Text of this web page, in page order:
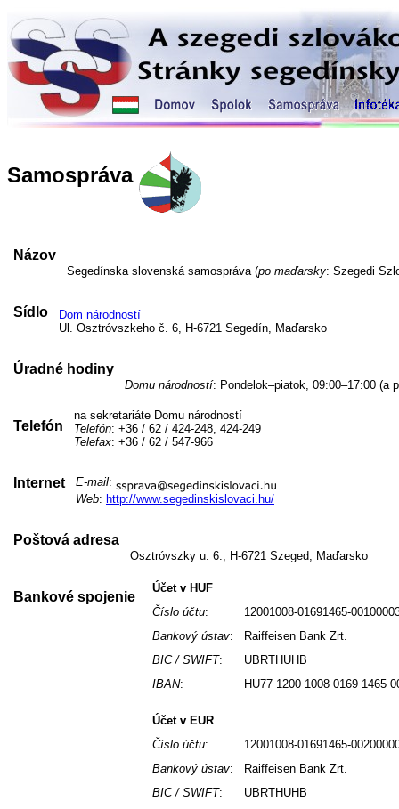
Samospráva
Názov
Segedínska slovenská samospráva (po maďarsky: Szegedi
Sídlo
Dom národností
Ul. Osztróvszkeho č. 6, H-6721 Segedín, Maďarsko
Úradné hodiny
Domu národností: Pondelok–piatok, 09:00–17:00 (a
Telefón
na sekretariáte Domu národností
Telefón: +36 / 62 / 424-248, 424-249
Telefax: +36 / 62 / 547-966
Internet E-mail:
Web: http://www.segedinskislovaci.hu/
Poštová adresa
Osztróvszky u. 6., H-6721 Szeged, Maďarsko
Bankové spojenie
Účet v HUF
Číslo účtu:
12001008-01691465-
Bankový ústav:
Raiffeisen Bank Zrt.
BIC / SWIFT:
UBRTHUHB
IBAN: HU77 1200 1008 0169 1465
Účet v EUR
Číslo účtu:
12001008-01691465-
Bankový ústav:
Raiffeisen Bank Zrt.
BIC / SWIFT:
UBRTHUHB